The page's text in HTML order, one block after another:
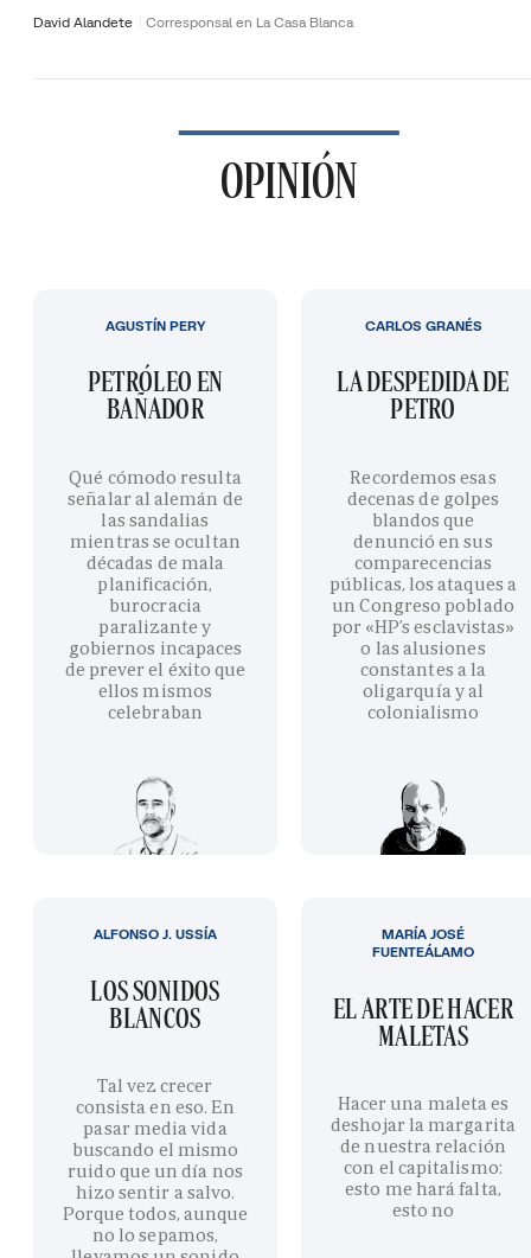
David Alandete Corresponsal en La Casa Blanca
OPINIÓN
PETRÓLEO EN
BAÑADOR
Qué cómodo resulta
señalar al alemán de
las sandalias
mientras se ocultan
décadas de mala
planificación,
burocracia
paralizante y
gobiernos incapaces
de prever el éxito que
ellos mismos
celebraban
AGUSTÍN PERY
LA DESPEDIDA DE
PETRO
Recordemos esas
decenas de golpes
blandos que
denunció en sus
comparecencias
públicas, los ataques a
un Congreso poblado
por «HP’s esclavistas»
o las alusiones
constantes a la
oligarquía y al
colonialismo
CARLOS GRANÉS
LOS SONIDOS
BLANCOS
Tal vez crecer
consista en eso. En
pasar media vida
buscando el mismo
ruido que un día nos
hizo sentir a salvo.
Porque todos, aunque
no lo sepamos,
ALFONSO J. USSÍA
EL ARTE DE HACER
MALETAS
Hacer una maleta es
deshojar la margarita
de nuestra relación
con el capitalismo:
esto me hará falta,
esto no
MARÍA JOSÉ
FUENTEÁLAMO